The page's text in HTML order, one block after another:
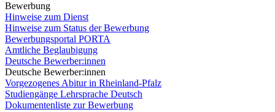
Bewerbung
Hinweise zum Dienst
Hinweise zum Status der Bewerbung
Bewerbungsportal PORTA
Amtliche Beglaubigung
Deutsche Bewerber:innen
Deutsche Bewerber:innen
Vorgezogenes Abitur in Rheinland-Pfalz
Studiengänge Lehrsprache Deutsch
Dokumentenliste zur Bewerbung